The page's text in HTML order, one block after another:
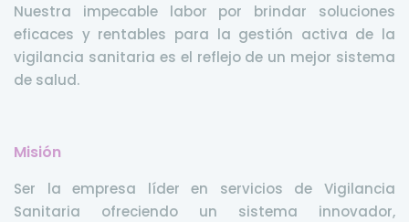
Nuestra impecable labor por brindar soluciones
eficaces y rentables para la gestión activa de la
vigilancia sanitaria es el reflejo de un mejor sistema
de salud.
Misión
Ser la empresa líder en servicios de Vigilancia
Sanitaria ofreciendo un sistema innovador,